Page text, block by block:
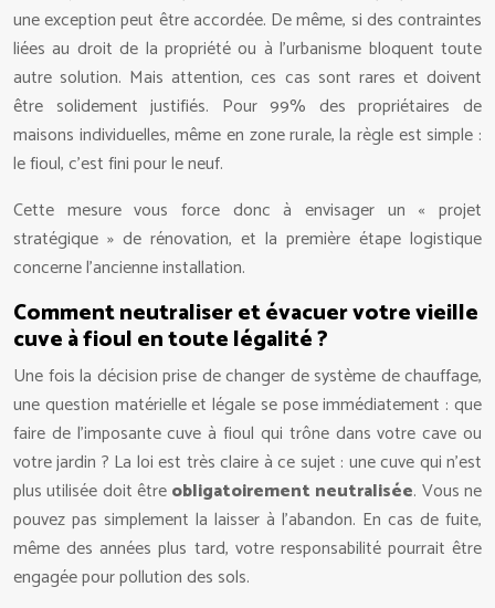
une exception peut être accordée. De même, si des contraintes
liées au droit de la propriété ou à l’urbanisme bloquent toute
autre solution. Mais attention, ces cas sont rares et doivent
être solidement justifiés. Pour 99% des propriétaires de
maisons individuelles, même en zone rurale, la règle est simple :
le fioul, c’est fini pour le neuf.
Cette mesure vous force donc à envisager un « projet
stratégique » de rénovation, et la première étape logistique
concerne l’ancienne installation.
Comment neutraliser et évacuer votre vieille
cuve à fioul en toute légalité ?
Une fois la décision prise de changer de système de chauffage,
une question matérielle et légale se pose immédiatement : que
faire de l’imposante cuve à fioul qui trône dans votre cave ou
votre jardin ? La loi est très claire à ce sujet : une cuve qui n’est
plus utilisée doit êtreobligatoirement neutralisée. Vous ne
pouvez pas simplement la laisser à l’abandon. En cas de fuite,
même des années plus tard, votre responsabilité pourrait être
engagée pour pollution des sols.